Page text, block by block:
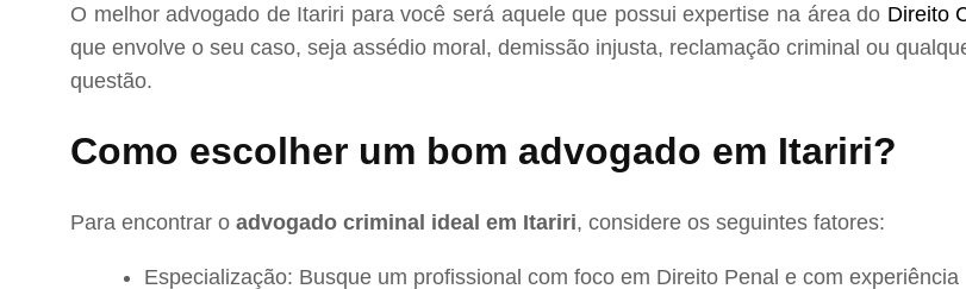
O melhor advogado de Itariri para você será aquele que possui expertise na área do Direito
que envolve o seu caso, seja assédio moral, demissão injusta, reclamação criminal ou
questão.
Como escolher um bom advogado em Itariri?
Para encontrar o advogado criminal ideal em Itariri, considere os seguintes fatores:
Especialização: Busque um profissional com foco em Direito Penal e com experiência